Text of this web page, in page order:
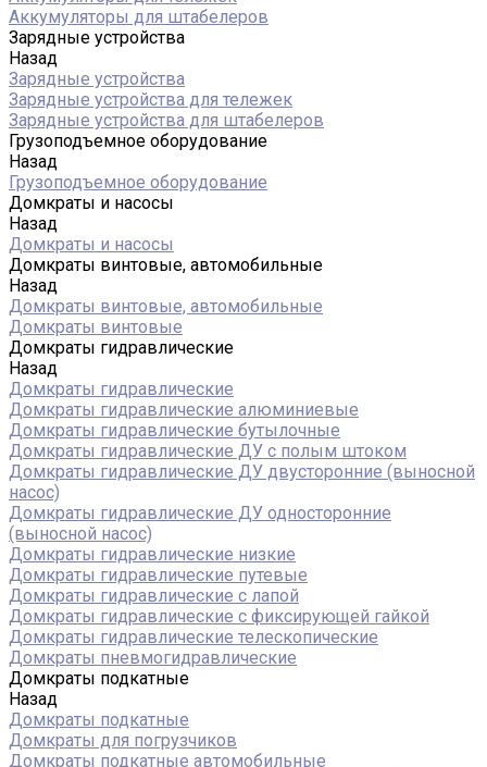
Аккумуляторы для штабелеров
Зарядные устройства
Назад
Зарядные устройства
Зарядные устройства для тележек
Зарядные устройства для штабелеров
Грузоподъемное оборудование
Назад
Грузоподъемное оборудование
Домкраты и насосы
Назад
Домкраты и насосы
Домкраты винтовые, автомобильные
Назад
Домкраты винтовые, автомобильные
Домкраты винтовые
Домкраты гидравлические
Назад
Домкраты гидравлические
Домкраты гидравлические алюминиевые
Домкраты гидравлические бутылочные
Домкраты гидравлические ДУ c полым штоком
Домкраты гидравлические ДУ двусторонние (выносной
насос)
Домкраты гидравлические ДУ односторонние
(выносной насос)
Домкраты гидравлические низкие
Домкраты гидравлические путевые
Домкраты гидравлические с лапой
Домкраты гидравлические с фиксирующей гайкой
Домкраты гидравлические телескопические
Домкраты пневмогидравлические
Домкраты подкатные
Назад
Домкраты подкатные
Домкраты для погрузчиков
Домкраты подкатные автомобильные